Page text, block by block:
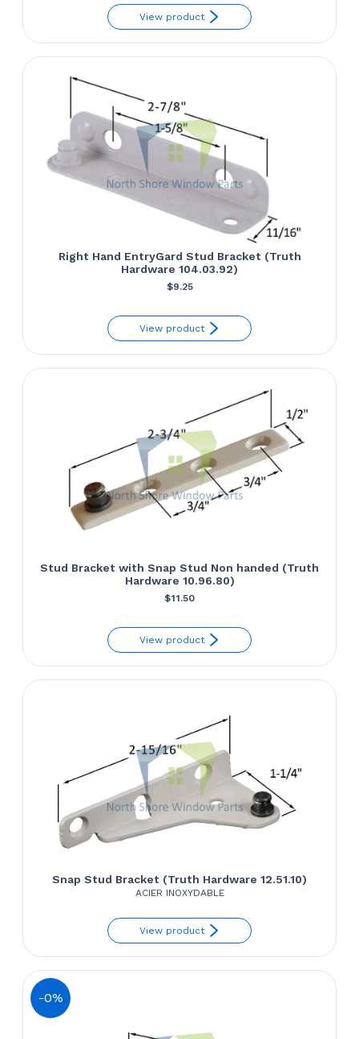
View product
Right Hand EntryGard Stud Bracket (Truth
Hardware 104.03.92)
$9.25
View product
Stud Bracket with Snap Stud Non handed (Truth
Hardware 10.96.80)
$11.50
View product
Snap Stud Bracket (Truth Hardware 12.51.10)
ACIER INOXYDABLE
View product
-0%